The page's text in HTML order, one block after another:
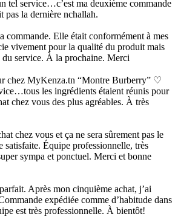
tel service…c’est ma deuxième commande
pas la dernière nchallah.
commande. Elle était conformément à mes
vivement pour la qualité du produit mais
service. À la prochaine. Merci
chez MyKenza.tn “Montre Burberry” ♡
les ingrédients étaient réunis pour
chez vous des plus agréables. À très
chez vous et ça ne sera sûrement pas le
satisfaite. Équipe professionnelle, très
sympa et ponctuel. Merci et bonne
Après mon cinquième achat, j’ai
expédiée comme d’habitude dans
est très professionnelle. À bientôt!